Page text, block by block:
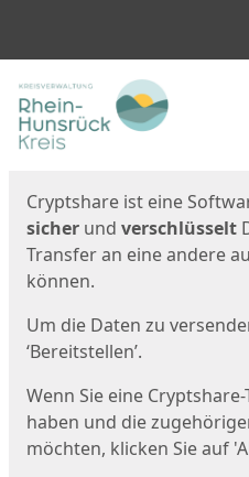
Start
Cryptshare ist eine
sicher und verschlüsselt
Transfer an eine andere
können.
Um die Daten zu
‘Bereitstellen’.
Wenn Sie eine
haben und die
möchten, klicken Sie auf